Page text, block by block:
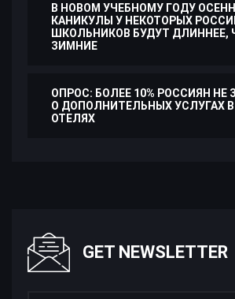
В НОВОМ УЧЕБНОМУ ГОДУ
КАНИКУЛЫ У НЕКОТОРЫХ
ШКОЛЬНИКОВ БУДУТ ДЛИННЕЕ,
ЗИМНИЕ
ОПРОС: БОЛЕЕ 10% РОССИЯН НЕ
О ДОПОЛНИТЕЛЬНЫХ УСЛУГАХ В
ОТЕЛЯХ
GET NEWSLETTER